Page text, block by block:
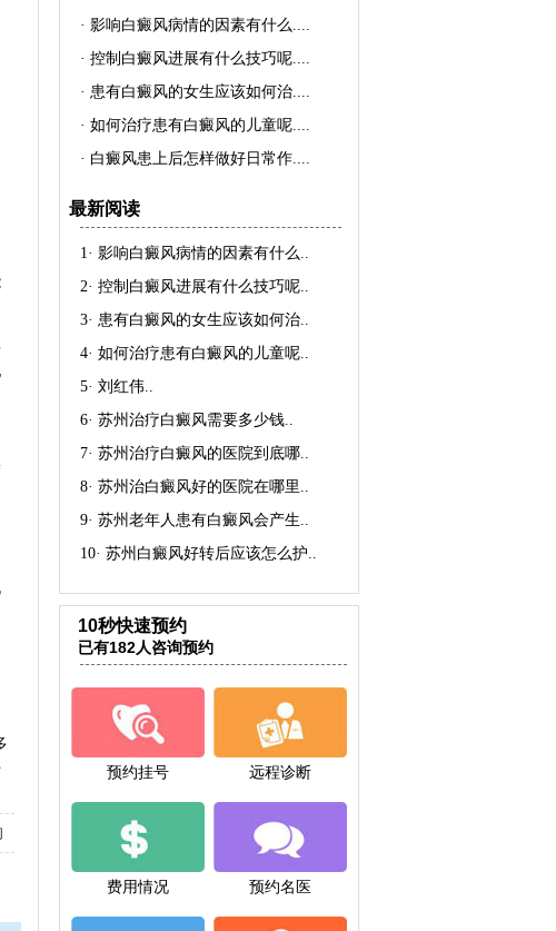
· 影响白癜风病情的因素有什么....
· 控制白癜风进展有什么技巧呢....
· 患有白癜风的女生应该如何治....
· 如何治疗患有白癜风的儿童呢....
· 白癜风患上后怎样做好日常作....
最新阅读
1· 影响白癜风病情的因素有什么..
2· 控制白癜风进展有什么技巧呢..
3· 患有白癜风的女生应该如何治..
4· 如何治疗患有白癜风的儿童呢..
5· 刘红伟..
6· 苏州治疗白癜风需要多少钱..
7· 苏州治疗白癜风的医院到底哪..
8· 苏州治白癜风好的医院在哪里 ..
9· 苏州老年人患有白癜风会产生..
10· 苏州白癜风好转后应该怎么护..
10秒快速预约
已有182人咨询预约
预约挂号 远程诊断
费用情况 预约名医